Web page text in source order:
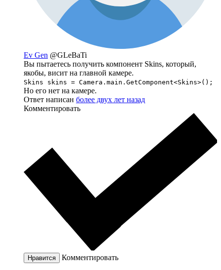
Ev Gen @GLeBaTi
Вы пытаетесь получить компонент Skins, который,
якобы, висит на главной камере.
Skins skins = Camera.main.GetComponent<Skins>();
Но его нет на камере.
Ответ написан более двух лет назад
Комментировать
Нравится Комментировать